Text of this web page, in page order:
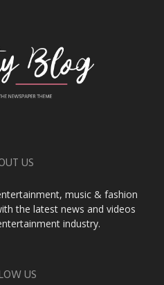
US
music & fashion
the latest news and videos
industry.
US